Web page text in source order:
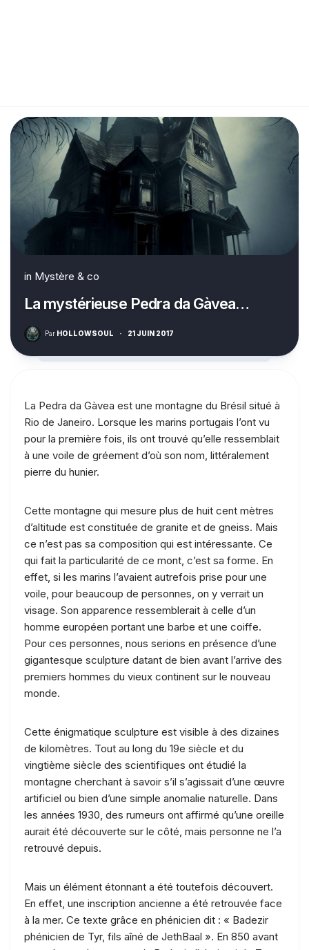
in Mystère & co
La mystérieuse Pedra da Gàvea…
Par HOLLOWSOUL · 21 JUIN 2017
La Pedra da Gàvea est une montagne du Brésil situé à
Rio de Janeiro. Lorsque les marins portugais l’ont vu
pour la première fois, ils ont trouvé qu’elle ressemblait
à une voile de gréement d’où son nom, littéralement
pierre du hunier.
Cette montagne qui mesure plus de huit cent mètres
d’altitude est constituée de granite et de gneiss. Mais
ce n’est pas sa composition qui est intéressante. Ce
qui fait la particularité de ce mont, c’est sa forme. En
effet, si les marins l’avaient autrefois prise pour une
voile, pour beaucoup de personnes, on y verrait un
visage. Son apparence ressemblerait à celle d’un
homme européen portant une barbe et une coiffe.
Pour ces personnes, nous serions en présence d’une
gigantesque sculpture datant de bien avant l’arrive des
premiers hommes du vieux continent sur le nouveau
monde.
Cette énigmatique sculpture est visible à des dizaines
de kilomètres. Tout au long du 19e siècle et du
vingtième siècle des scientifiques ont étudié la
montagne cherchant à savoir s’il s’agissait d’une œuvre
artificiel ou bien d’une simple anomalie naturelle. Dans
les années 1930, des rumeurs ont affirmé qu’une oreille
aurait été découverte sur le côté, mais personne ne l’a
retrouvé depuis.
Mais un élément étonnant a été toutefois découvert.
En effet, une inscription ancienne a été retrouvée face
à la mer. Ce texte grâce en phénicien dit : « Badezir
phénicien de Tyr, fils aîné de JethBaal ». En 850 avant